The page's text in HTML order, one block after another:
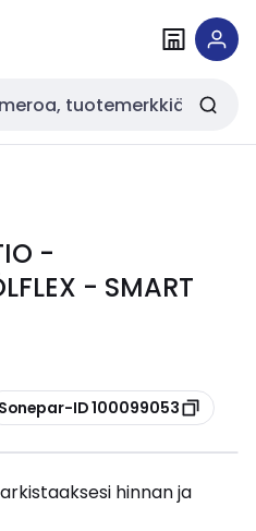
-
- SMART
Sonepar-ID 100099053
hinnan ja